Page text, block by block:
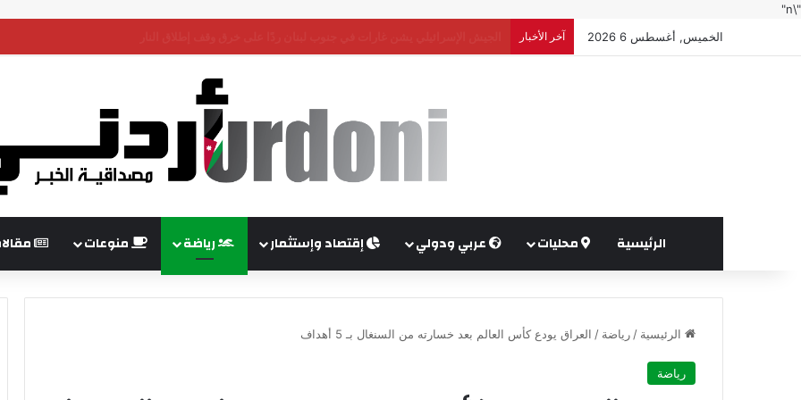
"\n"
الخميس, أغسطس 6 2026
آخر الأخبار
الرئيسية محليات عربي ودولي إقتصاد وإستثمار رياضة منوعات
الرئيسية / رياضة / العراق يودع كأس العالم بعد خسارته من السنغال بـ 5 أهداف
رياضة